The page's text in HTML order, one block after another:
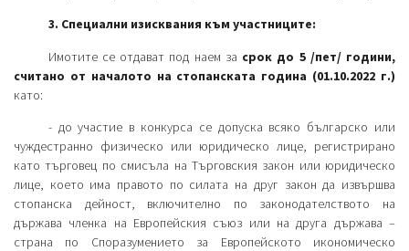
3. Специални изисквания към участниците:
Имотите се отдават под наем за срок до 5 /пет/ години,
считано от началото на стопанската година (01.10.2022 г.)
като:
- до участие в конкурса се допуска всяко българско или
чуждестранно физическо или юридическо лице, регистрирано
като търговец по смисъла на Търговския закон или юридическо
лице, което има правото по силата на друг закон да извършва
стопанска дейност, включително по законодателството на
държава членка на Европейския съюз или на друга държава –
страна по Споразумението за Европейското икономическо